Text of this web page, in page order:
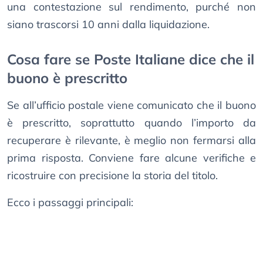
una contestazione sul rendimento, purché non
siano trascorsi 10 anni dalla liquidazione.
Cosa fare se Poste Italiane dice che il
buono è prescritto
Se all’ufficio postale viene comunicato che il buono
è prescritto, soprattutto quando l’importo da
recuperare è rilevante, è meglio non fermarsi alla
prima risposta. Conviene fare alcune verifiche e
ricostruire con precisione la storia del titolo.
Ecco i passaggi principali: